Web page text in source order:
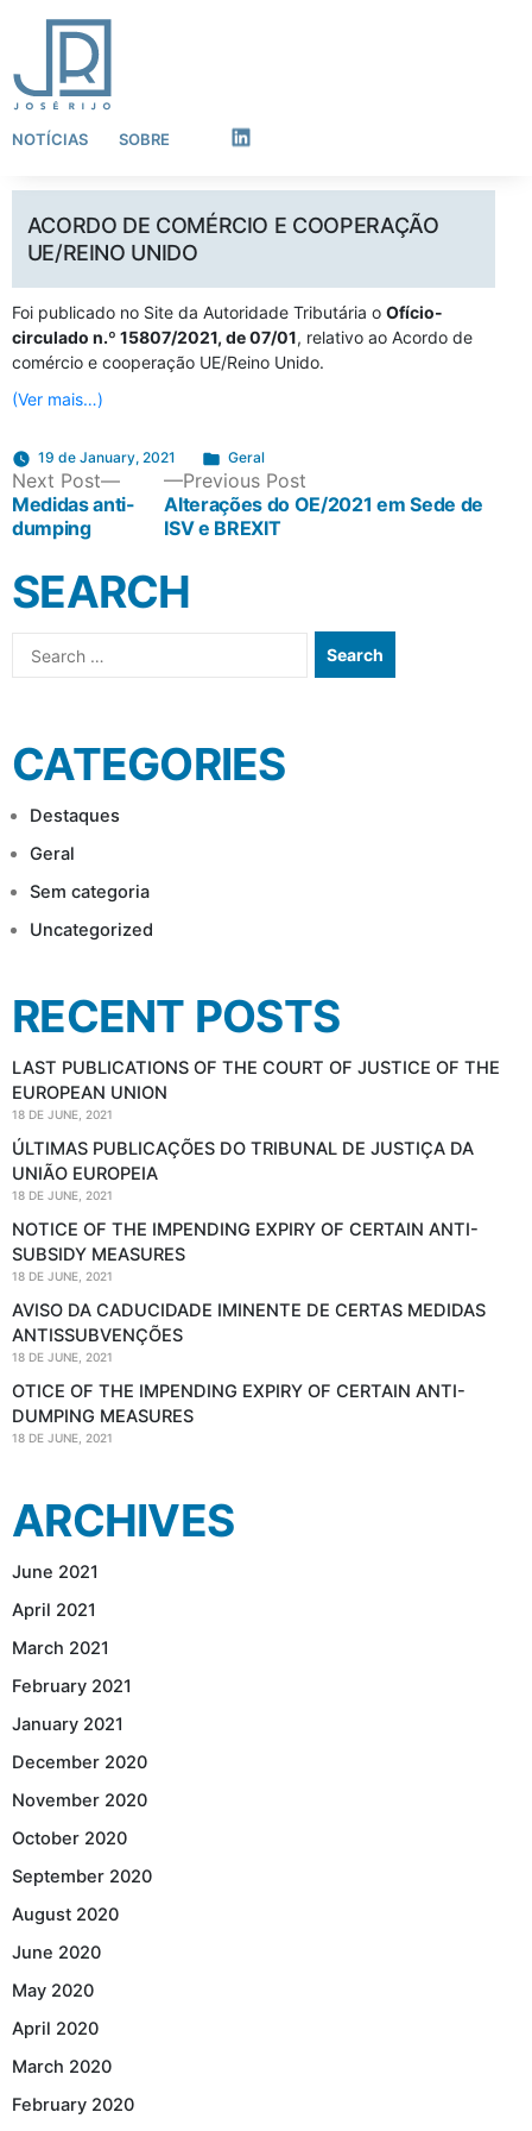
NOTÍCIAS SOBRE LinkedIn
ACORDO DE COMÉRCIO E COOPERAÇÃO
UE/REINO UNIDO
Foi publicado no Site da Autoridade Tributária o Ofício-
circulado n.º 15807/2021, de 07/01, relativo ao Acordo de
comércio e cooperação UE/Reino Unido.
(Ver mais…)
19 de January, 2021
Posted
in
Geral
POST
NAVIGATION
Previous Post
post:
Alterações do OE/2021 em Sede de
ISV e BREXIT
Next Post
Next
post:
Medidas anti-
dumping
SEARCH
Search
CATEGORIES
Destaques
Geral
Sem categoria
Uncategorized
RECENT POSTS
LAST PUBLICATIONS OF THE COURT OF JUSTICE OF THE
EUROPEAN UNION
18 DE JUNE, 2021
ÚLTIMAS PUBLICAÇÕES DO TRIBUNAL DE JUSTIÇA DA
UNIÃO EUROPEIA
18 DE JUNE, 2021
NOTICE OF THE IMPENDING EXPIRY OF CERTAIN ANTI-
SUBSIDY MEASURES
18 DE JUNE, 2021
AVISO DA CADUCIDADE IMINENTE DE CERTAS MEDIDAS
ANTISSUBVENÇÕES
18 DE JUNE, 2021
OTICE OF THE IMPENDING EXPIRY OF CERTAIN ANTI-
DUMPING MEASURES
18 DE JUNE, 2021
ARCHIVES
June 2021
April 2021
March 2021
February 2021
January 2021
December 2020
November 2020
October 2020
September 2020
August 2020
June 2020
May 2020
April 2020
March 2020
February 2020